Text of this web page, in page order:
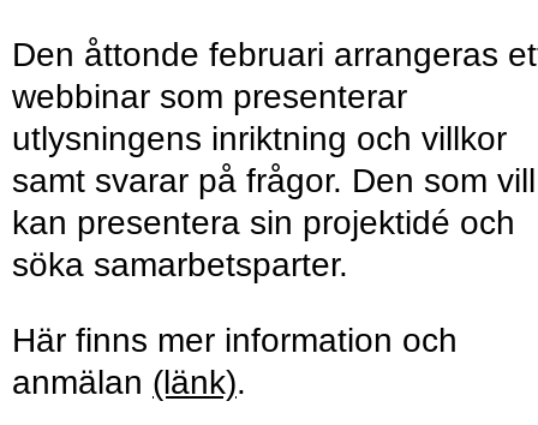
Den åttonde februari arrangeras
webbinar som presenterar
utlysningens inriktning och villkor
samt svarar på frågor. Den som vill
kan presentera sin projektidé och
söka samarbetsparter.
Här finns mer information och
anmälan (länk).